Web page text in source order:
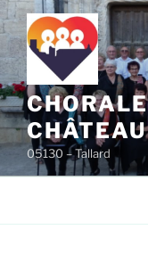
Aller
au
contenu
principal
CHÂTEAU
05130 – Tallard